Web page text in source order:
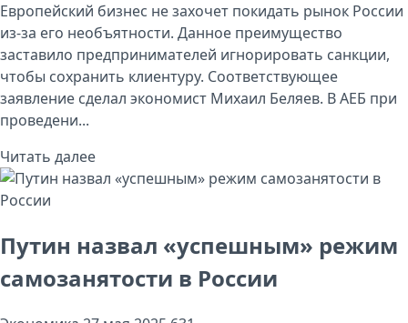
Европейский бизнес не захочет покидать рынок России
из-за его необъятности. Данное преимущество
заставило предпринимателей игнорировать санкции,
чтобы сохранить клиентуру. Соответствующее
заявление сделал экономист Михаил Беляев. В АЕБ при
проведени...
Читать далее
Путин назвал «успешным» режим
самозанятости в России